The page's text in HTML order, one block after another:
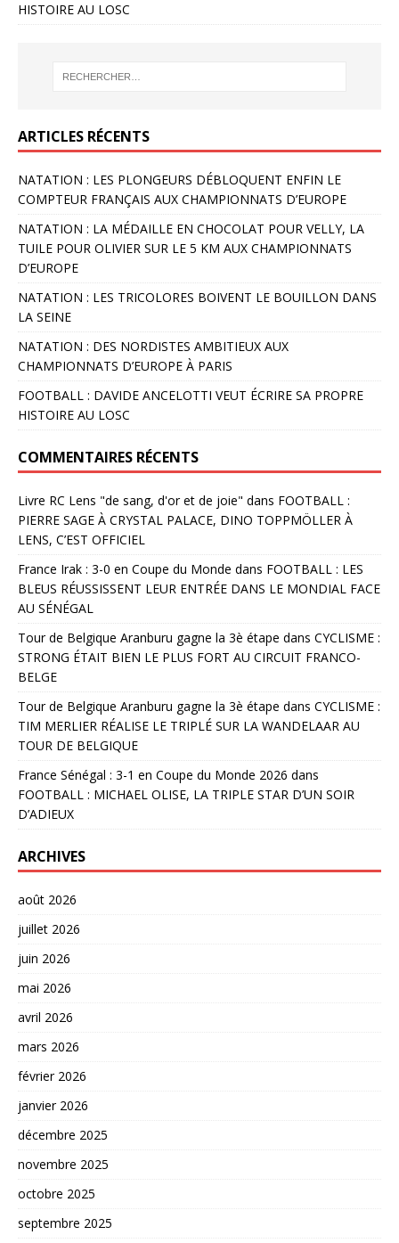
HISTOIRE AU LOSC
ARTICLES RÉCENTS
NATATION : LES PLONGEURS DÉBLOQUENT ENFIN LE
COMPTEUR FRANÇAIS AUX CHAMPIONNATS D’EUROPE
NATATION : LA MÉDAILLE EN CHOCOLAT POUR VELLY, LA
TUILE POUR OLIVIER SUR LE 5 KM AUX CHAMPIONNATS
D’EUROPE
NATATION : LES TRICOLORES BOIVENT LE BOUILLON DANS
LA SEINE
NATATION : DES NORDISTES AMBITIEUX AUX
CHAMPIONNATS D’EUROPE À PARIS
FOOTBALL : DAVIDE ANCELOTTI VEUT ÉCRIRE SA PROPRE
HISTOIRE AU LOSC
COMMENTAIRES RÉCENTS
Livre RC Lens "de sang, d'or et de joie" dans FOOTBALL :
PIERRE SAGE À CRYSTAL PALACE, DINO TOPPMÖLLER À
LENS, C’EST OFFICIEL
France Irak : 3-0 en Coupe du Monde dans FOOTBALL : LES
BLEUS RÉUSSISSENT LEUR ENTRÉE DANS LE MONDIAL FACE
AU SÉNÉGAL
Tour de Belgique Aranburu gagne la 3è étape dans CYCLISME :
STRONG ÉTAIT BIEN LE PLUS FORT AU CIRCUIT FRANCO-
BELGE
Tour de Belgique Aranburu gagne la 3è étape dans CYCLISME :
TIM MERLIER RÉALISE LE TRIPLÉ SUR LA WANDELAAR AU
TOUR DE BELGIQUE
France Sénégal : 3-1 en Coupe du Monde 2026 dans
FOOTBALL : MICHAEL OLISE, LA TRIPLE STAR D’UN SOIR
D’ADIEUX
ARCHIVES
août 2026
juillet 2026
juin 2026
mai 2026
avril 2026
mars 2026
février 2026
janvier 2026
décembre 2025
novembre 2025
octobre 2025
septembre 2025